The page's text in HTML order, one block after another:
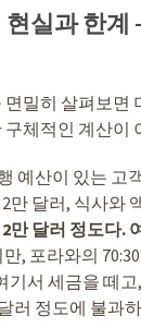
현실과 한계
면밀히 살펴보면
체적인 계산이
예산이 있는 고
만 달러, 식사와
만 달러 정도다.
만, 포라와의
기서 세금을 떼
러 정도에 불과